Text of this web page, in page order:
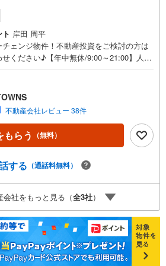
岸田 周平
チェンジ物件！不動産投資をご検討の方は
ください♪【年中無休/9:00～21:00】人気
現地を見学する」ボタンよりご予約頂く
ズです。■その他、各種ご相談も承ってお
ーンのご相談○ライフプランのシミュレー
広場TOWNSからお客様へ経験豊富なスタ
ってお客様に合った物件をご紹介させて頂
様掲載物件も併せてご紹介可能ですのでお気
歓迎です！
不動産会社レビュー 38件
もらう （無料）
する （通話料無料）
会社をもっと見る（全3社）